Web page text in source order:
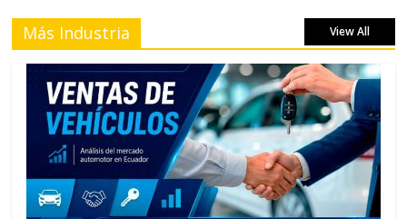
Más Industria View All